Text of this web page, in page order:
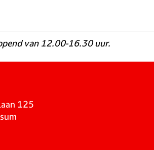
van 12.00-16.30 uur.
125